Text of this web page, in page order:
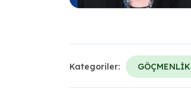
Kategoriler: GÖÇMENLİK